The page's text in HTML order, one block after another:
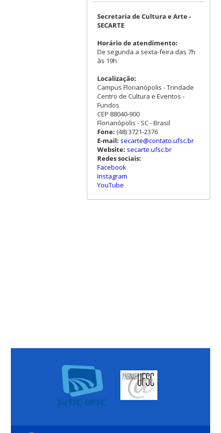
Secretaria de Cultura e Arte -
SECARTE
Horário de atendimento:
De segunda a sexta-feira das 7h
às 19h
Localização:
Campus Florianópolis - Trindade
Centro de Cultura e Eventos -
Fundos
CEP 88040-900
Florianópolis - SC - Brasil
Fone: (48) 3721-2376
E-mail: secarte@contato.ufsc.br
Website: secarte.ufsc.br
Redes sociais:
Facebook
Instagram
YouTube